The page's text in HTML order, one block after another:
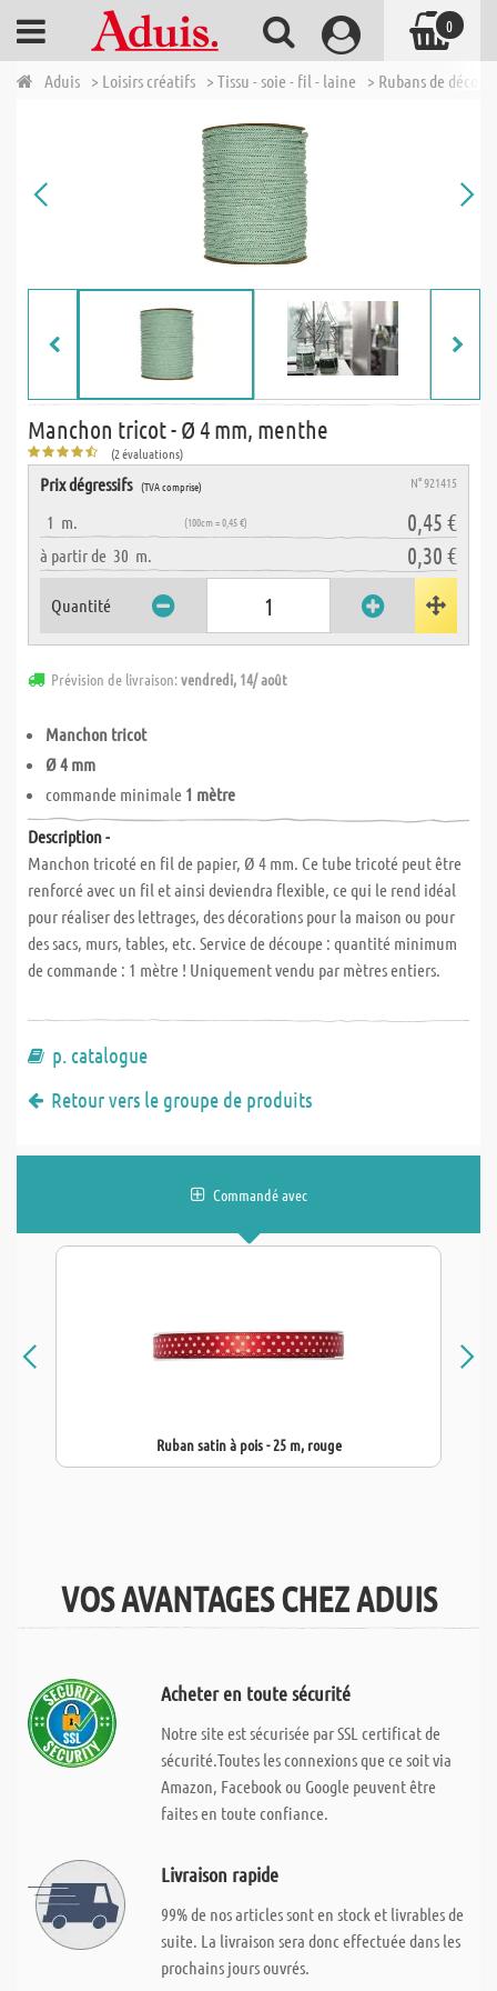
Aduis > Loisirs créatifs > Tissu - soie - fil - laine > Rubans de
Manchon tricot - Ø 4 mm, menthe
(2 évaluations)
Prix dégressifs (TVA comprise) N° 921415
1 m. (100cm = 0,45 €) 0,45 €
à partir de 30 m. 0,30 €
Quantité
Prévision de livraison:vendredi, 14/ août
Manchon tricot
Ø 4 mm
commande minimale 1 mètre
Description -
Manchon tricoté en fil de papier, Ø 4 mm. Ce tube tricoté peut être
renforcé avec un fil et ainsi deviendra flexible, ce qui le rend idéal
pour réaliser des lettrages, des décorations pour la maison ou pour
des sacs, murs, tables, etc. Service de découpe : quantité minimum
de commande : 1 mètre ! Uniquement vendu par mètres entiers.
p. catalogue
Retour vers le groupe de produits
Commandé avec
Ruban satin à pois - 25 m, rouge
VOS AVANTAGES CHEZ ADUIS
Acheter en toute sécurité
Notre site est sécurisée par SSL certificat de
sécurité.Toutes les connexions que ce soit via
Amazon, Facebook ou Google peuvent être
faites en toute confiance.
Livraison rapide
99% de nos articles sont en stock et livrables de
suite. La livraison sera donc effectuée dans les
prochains jours ouvrés.
0